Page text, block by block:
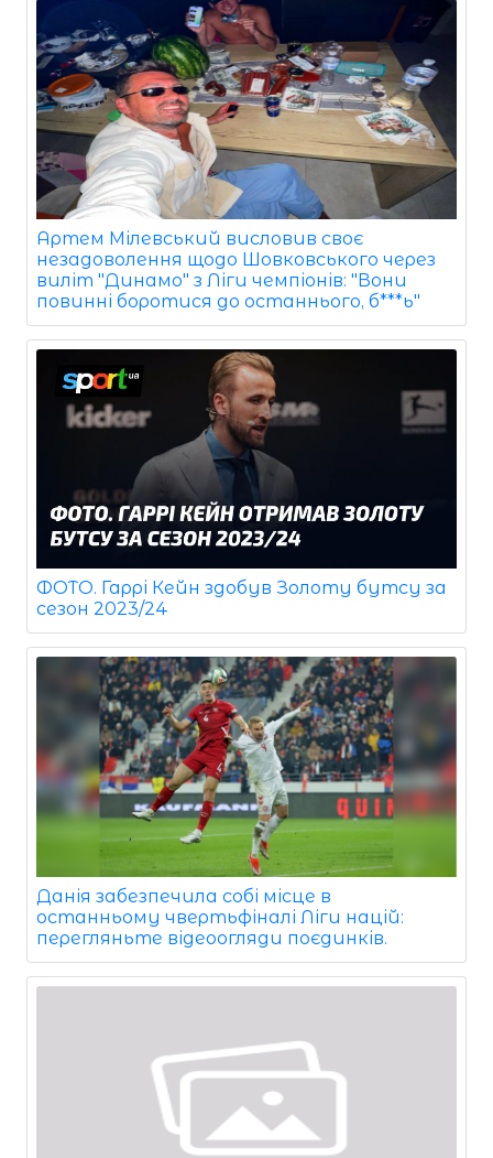
Артем Мілевський висловив своє
незадоволення щодо Шовковського через
виліт "Динамо" з Ліги чемпіонів: "Вони
повинні боротися до останнього, б***ь"
ФОТО. Гаррі Кейн здобув Золоту бутсу за
сезон 2023/24
Данія забезпечила собі місце в
останньому чвертьфіналі Ліги націй:
перегляньте відеоогляди поєдинків.